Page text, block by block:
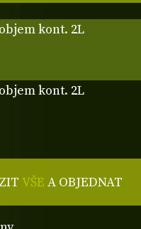
objem kont. 2L
objem kont. 2L
VŠE A OBJEDNAT